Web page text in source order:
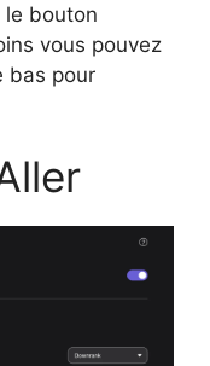
le bouton
vous pouvez
bas pour